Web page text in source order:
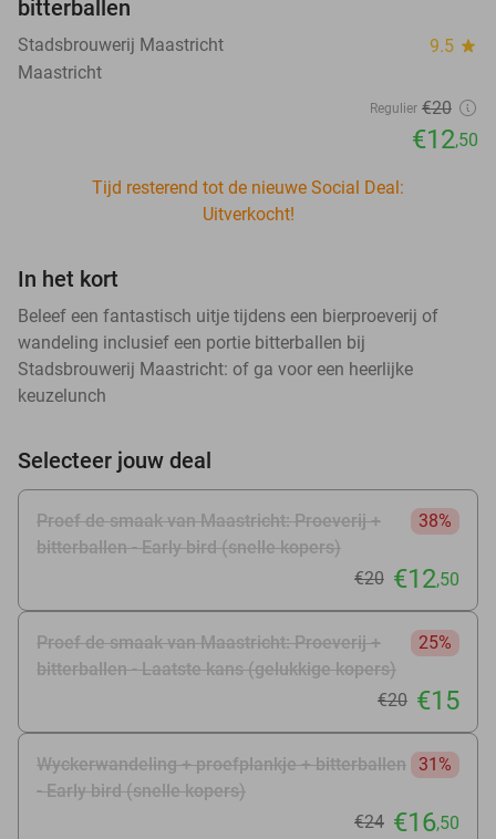
bitterballen
Stadsbrouwerij Maastricht 9.5 star
Maastricht
Regulier €20
€12,50
Tijd resterend tot de nieuwe Social Deal:
Uitverkocht!
In het kort
Beleef een fantastisch uitje tijdens een bierproeverij of
wandeling inclusief een portie bitterballen bij
Stadsbrouwerij Maastricht: of ga voor een heerlijke
keuzelunch
Selecteer jouw deal
Proef de smaak van Maastricht: Proeverij +
bitterballen - Early bird (snelle kopers)
38%
€20 €12,50
Proef de smaak van Maastricht: Proeverij +
bitterballen - Laatste kans (gelukkige kopers)
25%
€20 €15
Wyckerwandeling + proefplankje + bitterballen
- Early bird (snelle kopers)
31%
€24 €16,50